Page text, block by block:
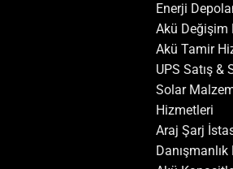
Enerji
Akü Değişim
Akü Tamir
UPS Satış &
Solar
Hizmetleri
Araj Şarj